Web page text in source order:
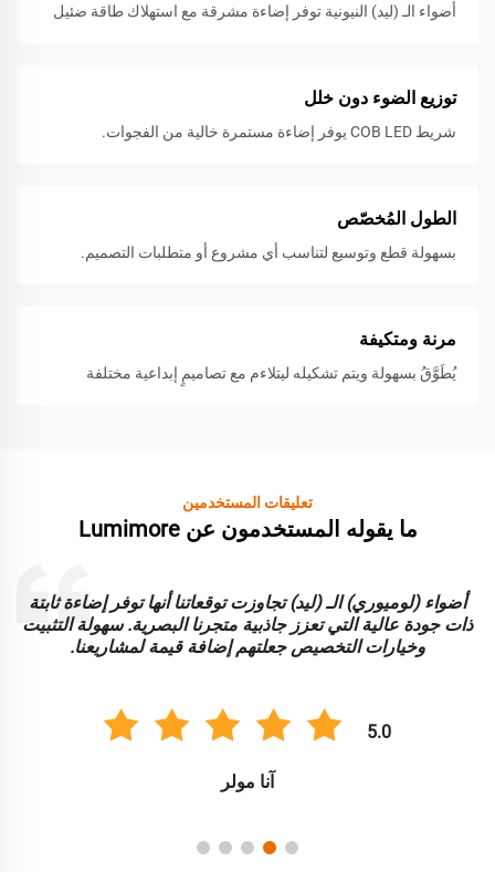
أضواء الـ (ليد) النيونية توفر إضاءة مشرقة مع استهلاك طاقة ضئيل
توزيع الضوء دون خلل
شريط COB LED يوفر إضاءة مستمرة خالية من الفجوات.
الطول المُخصّص
بسهولة قطع وتوسيع لتناسب أي مشروع أو متطلبات التصميم.
مرنة ومتكيفة
يُطَوَّقُ بسهولة ويتم تشكيله ليتلاءم مع تصاميمٍ إبداعية مختلفة
تعليقات المستخدمين
ما يقوله المستخدمون عن Lumimore
أضواء (لوميوري) الـ (ليد) تجاوزت توقعاتنا أنها توفر إضاءة ثابتة
ذات جودة عالية التي تعزز جاذبية متجرنا البصرية. سهولة التثبيت
وخيارات التخصيص جعلتهم إضافة قيمة لمشاريعنا.
5.0
آنا مولر